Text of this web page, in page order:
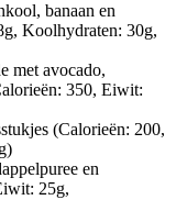
banaan en
Koolhydraten: 30g,
met avocado,
350, Eiwit:
(Calorieën: 200,
en
25g,